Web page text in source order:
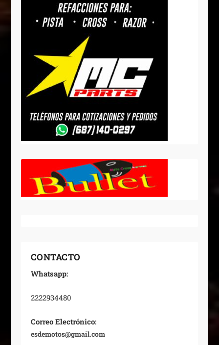
CONTACTO
Whatsapp:
2222934480
Correo Electrónico:
esdemotos@gmail.com